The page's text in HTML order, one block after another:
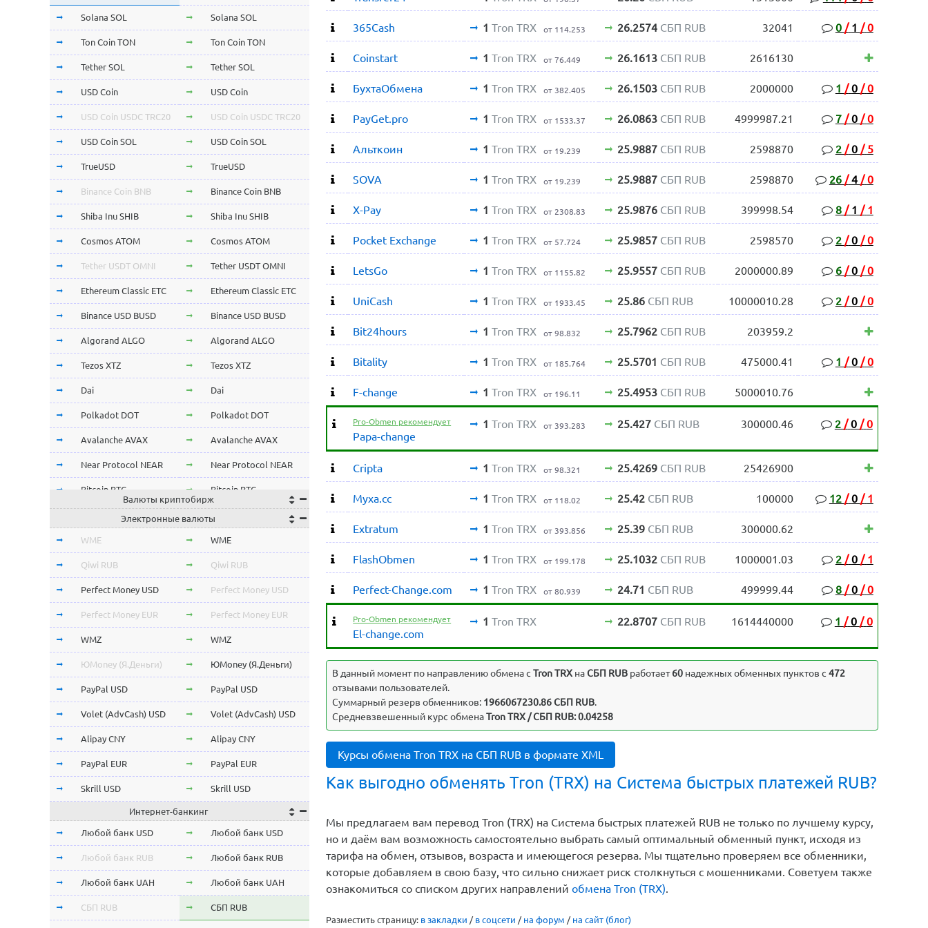
365Cash 1 Tron TRX от 114.253 26.2574 СБП RUB 32041 0 / 1 / 0
Coinstart 1 Tron TRX от 76.449 26.1613 СБП RUB 2616130
БухтаОбмена 1 Tron TRX от 382.405 26.1503 СБП RUB 2000000 1 / 0 / 0
PayGet.pro 1 Tron TRX от 1533.37 26.0863 СБП RUB 4999987.21 7 / 0 / 0
Альткоин 1 Tron TRX от 19.239 25.9887 СБП RUB 2598870 2 / 0 / 5
SOVA 1 Tron TRX от 19.239 25.9887 СБП RUB 2598870 26 / 4 / 0
X-Pay 1 Tron TRX от 2308.83 25.9876 СБП RUB 399998.54 8 / 1 / 1
Pocket Exchange 1 Tron TRX от 57.724 25.9857 СБП RUB 2598570 2 / 0 / 0
LetsGo 1 Tron TRX от 1155.82 25.9557 СБП RUB 2000000.89 6 / 0 / 0
UniCash 1 Tron TRX от 1933.45 25.86 СБП RUB 10000010.28 2 / 0 / 0
Bit24hours 1 Tron TRX от 98.832 25.7962 СБП RUB 203959.2
Bitality 1 Tron TRX от 185.764 25.5701 СБП RUB 475000.41 1 / 0 / 0
F-change 1 Tron TRX от 196.11 25.4953 СБП RUB 5000010.76
Pro-Obmen рекомендует
Papa-change
1 Tron TRX от 393.283 25.427 СБП RUB 300000.46 2 / 0 / 0
Cripta 1 Tron TRX от 98.321 25.4269 СБП RUB 25426900
Myxa.cc 1 Tron TRX от 118.02 25.42 СБП RUB 100000 12 / 0 / 1
Extratum 1 Tron TRX от 393.856 25.39 СБП RUB 300000.62
FlashObmen 1 Tron TRX от 199.178 25.1032 СБП RUB 1000001.03 2 / 0 / 1
Perfect-Change.com 1 Tron TRX от 80.939 24.71 СБП RUB 499999.44 8 / 0 / 0
Pro-Obmen рекомендует
El-change.com
1 Tron TRX 22.8707 СБП RUB 1614440000 1 / 0 / 0
Выявленные несоответствия
В данный момент по направлению обмена c
отзывами пользователей.
Суммарный резерв обменников:1966067230.86 СБП RUB.
Курсы обмена Tron TRX на СБП RUB в формате XML
Мы предлагаем вам перевод Tron (TRX) на Система быстрых платежей RUB не только по лучшему курсу,
но и даём вам возможность самостоятельно выбрать самый оптимальный обменный пункт, исходя из
тарифа на обмен, отзывов, возраста и имеющегося резерва. Мы тщательно проверяем все обменники,
которые добавляем в свою базу, что сильно снижает риск столкнуться с мошенниками. Советуем также
Solana SOL Solana SOL
Ton Coin TON Ton Coin TON
Tether SOL Tether SOL
USD Coin USD Coin
USD Coin USDC TRC20 USD Coin USDC TRC20
USD Coin SOL USD Coin SOL
TrueUSD TrueUSD
Binance Coin BNB Binance Coin BNB
Shiba Inu SHIB Shiba Inu SHIB
Cosmos ATOM Cosmos ATOM
Tether USDT OMNI Tether USDT OMNI
Ethereum Classic ETC Ethereum Classic ETC
Binance USD BUSD Binance USD BUSD
Algorand ALGO Algorand ALGO
Tezos XTZ Tezos XTZ
Dai Dai
Polkadot DOT Polkadot DOT
Avalanche AVAX Avalanche AVAX
Near Protocol NEAR Near Protocol NEAR
Bitcoin BTC Bitcoin BTC
Terra LUNA
Cardano ADA Cardano ADA
OmiseGo OMG OmiseGo OMG
Verge XVG Verge XVG
BitTorrent BTT BitTorrent BTT
Stellar Lumens XLM Stellar Lumens XLM
EOS EOS
NEO NEO
ChainLink LINK ChainLink LINK
Qtum Qtum
Iota MIOTA Iota MIOTA
Waves Waves
Zcash ZEC Zcash ZEC
Ontology ONT Ontology ONT
0x ZRX 0x ZRX
VeChain VET VeChain VET
Валюты криптобирж
Электронные валюты
WME WME
Qiwi RUB Qiwi RUB
Perfect Money USD Perfect Money USD
Perfect Money EUR Perfect Money EUR
WMZ WMZ
ЮMoney (Я.Деньги) ЮMoney (Я.Деньги)
PayPal USD PayPal USD
Volet (AdvCash) USD Volet (AdvCash) USD
Alipay CNY Alipay CNY
PayPal EUR PayPal EUR
Skrill USD Skrill USD
Volet (AdvCash) RUB Volet (AdvCash) RUB
Volet (AdvCash) EUR Volet (AdvCash) EUR
Volet (AdvCash) KZT Volet (AdvCash) KZT
ePayments USD ePayments USD
Интернет-банкинг
Любой банк USD Любой банк USD
Любой банк RUB Любой банк RUB
Любой банк UAH Любой банк UAH
СБП RUB СБП RUB